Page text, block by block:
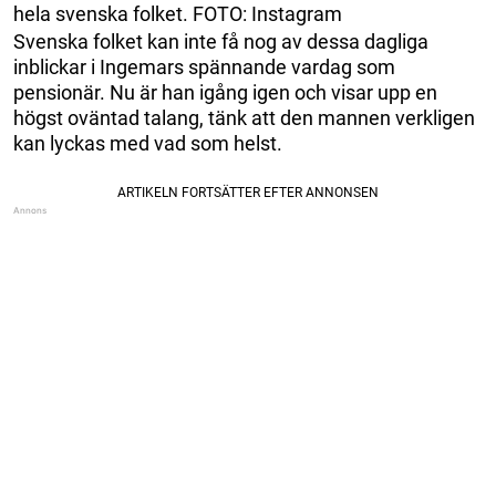
hela svenska folket. FOTO: Instagram
Svenska folket kan inte få nog av dessa dagliga
inblickar i Ingemars spännande vardag som
pensionär. Nu är han igång igen och visar upp en
högst oväntad talang, tänk att den mannen verkligen
kan lyckas med vad som helst.